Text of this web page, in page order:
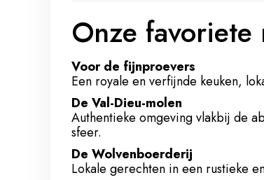
Onze favoriete
Voor de fijnproevers
Een royale en verfijnde keuken,
De Val-Dieu-molen
Authentieke omgeving vlakbij de
sfeer.
De Wolvenboerderij
Lokale gerechten in een rustieke